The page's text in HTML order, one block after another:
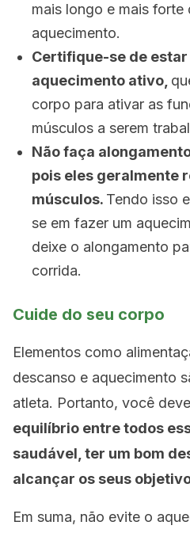
mais longo e mais forte
aquecimento.
Certifique-se de estar
aquecimento ativo,
corpo para ativar as
músculos a serem
Não faça
pois eles geralmente
músculos. Tendo isso
se em fazer um
deixe o alongamento
corrida.
Cuide do seu corpo
Elementos como
descanso e aquecimento
atleta. Portanto, você deve
equilíbrio entre todos
saudável, ter um bom
alcançar os seus
Em suma, não evite o